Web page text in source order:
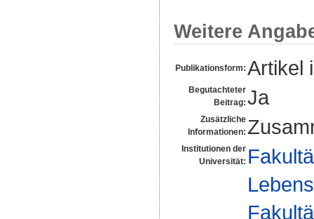
Weitere
Publikationsform: Artikel
Begutachteter
Beitrag: Ja
Zusätzliche
Informationen:
Institutionen der
Universität: